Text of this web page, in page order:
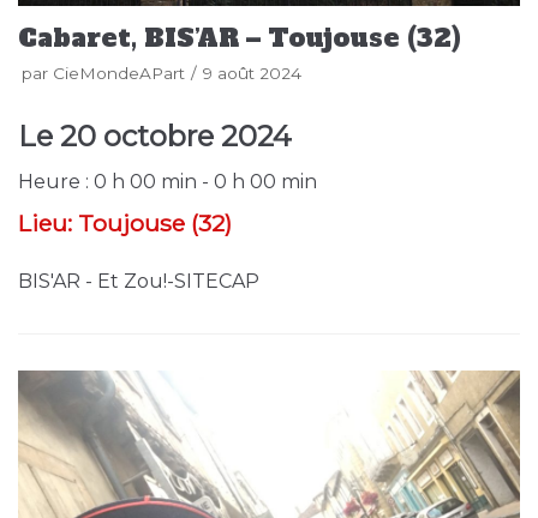
Cabaret, BIS’AR – Toujouse (32)
par CieMondeAPart 9 août 2024
Le 20 octobre 2024
Heure : 0 h 00 min - 0 h 00 min
Lieu: Toujouse (32)
BIS'AR - Et Zou!-SITECAP